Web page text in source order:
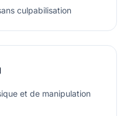
culpabilisation
et de manipulation